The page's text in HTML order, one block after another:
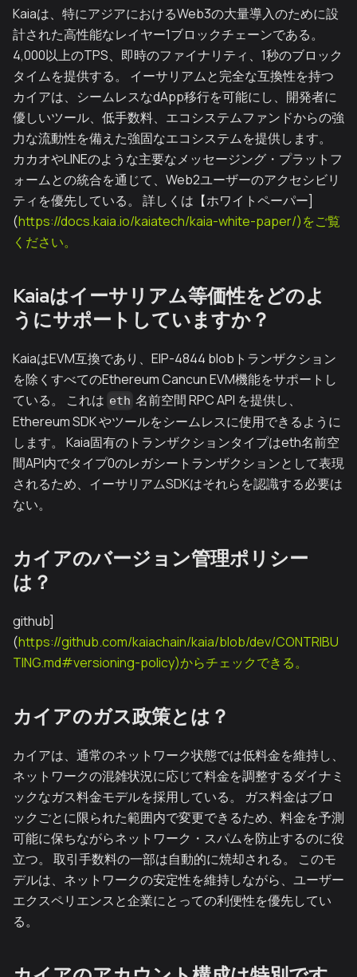
Kaiaは、特にアジアにおけるWeb3の大量導入のために設
計された高性能なレイヤー1ブロックチェーンである。
4,000以上のTPS、即時のファイナリティ、1秒のブロック
タイムを提供する。 イーサリアムと完全な互換性を持つ
カイアは、シームレスなdApp移行を可能にし、開発者に
優しいツール、低手数料、エコシステムファンドからの強
力な流動性を備えた強固なエコシステムを提供します。
カカオやLINEのような主要なメッセージング・プラットフ
ォームとの統合を通じて、Web2ユーザーのアクセシビリ
ティを優先している。 詳しくは【ホワイトペーパー]
(https://docs.kaia.io/kaiatech/kaia-white-paper/)をご覧
ください。
Kaiaはイーサリアム等価性をどのよ
うにサポートしていますか？
KaiaはEVM互換であり、EIP-4844 blobトランザクション
を除くすべてのEthereum Cancun EVM機能をサポートし
ている。 これは eth 名前空間 RPC API を提供し、
Ethereum SDK やツールをシームレスに使用できるように
します。 Kaia固有のトランザクションタイプはeth名前空
間API内でタイプ0のレガシートランザクションとして表現
されるため、イーサリアムSDKはそれらを認識する必要は
ない。
カイアのバージョン管理ポリシー
は？
github]
(https://github.com/kaiachain/kaia/blob/dev/CONTRIBU
TING.md#versioning-policy)からチェックできる。
カイアのガス政策とは？
カイアは、通常のネットワーク状態では低料金を維持し、
ネットワークの混雑状況に応じて料金を調整するダイナミ
ックなガス料金モデルを採用している。 ガス料金はブロ
ックごとに限られた範囲内で変更できるため、料金を予測
可能に保ちながらネットワーク・スパムを防止するのに役
立つ。 取引手数料の一部は自動的に焼却される。 このモ
デルは、ネットワークの安定性を維持しながら、ユーザー
エクスペリエンスと企業にとっての利便性を優先してい
る。